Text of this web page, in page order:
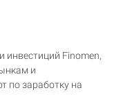
инвестиций Finomen,
и
по заработку на